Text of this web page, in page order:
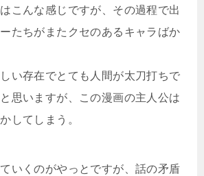
こんな感じですが、その過程で出
たちがまたクセのあるキャラばか
い存在でとても人間が太刀打ちで
思いますが、この漫画の主人公は
してしまう。
いくのがやっとですが、話の矛盾